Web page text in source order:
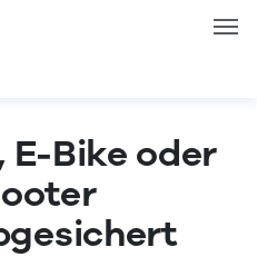
E-Bike oder